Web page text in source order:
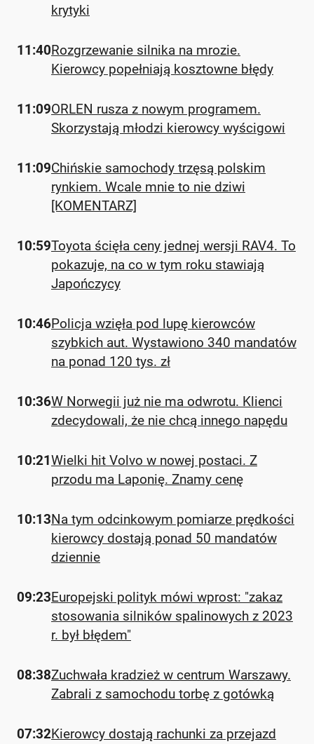
krytyki
11:40Rozgrzewanie silnika na mrozie.
Kierowcy popełniają kosztowne błędy
11:09ORLEN rusza z nowym programem.
Skorzystają młodzi kierowcy wyścigowi
11:09Chińskie samochody trzęsą polskim
rynkiem. Wcale mnie to nie dziwi
[KOMENTARZ]
10:59Toyota ścięła ceny jednej wersji RAV4. To
pokazuje, na co w tym roku stawiają
Japończycy
10:46Policja wzięła pod lupę kierowców
szybkich aut. Wystawiono 340 mandatów
na ponad 120 tys. zł
10:36W Norwegii już nie ma odwrotu. Klienci
zdecydowali, że nie chcą innego napędu
10:21Wielki hit Volvo w nowej postaci. Z
przodu ma Laponię. Znamy cenę
10:13Na tym odcinkowym pomiarze prędkości
kierowcy dostają ponad 50 mandatów
dziennie
09:23Europejski polityk mówi wprost: "zakaz
stosowania silników spalinowych z 2023
r. był błędem"
08:38Zuchwała kradzież w centrum Warszawy.
Zabrali z samochodu torbę z gotówką
07:32Kierowcy dostają rachunki za przejazd